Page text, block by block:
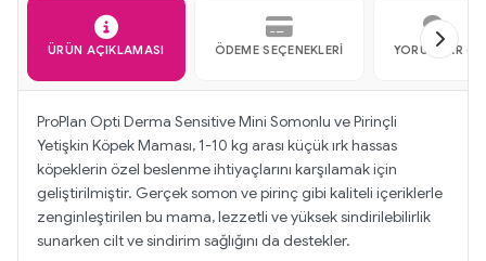
ÜRÜN AÇIKLAMASI ÖDEME SEÇENEKLERI YORUMLAR (2)
ProPlan Opti Derma Sensitive Mini Somonlu ve Pirinçli
Yetişkin Köpek Maması, 1-10 kg arası küçük ırk hassas
köpeklerin özel beslenme ihtiyaçlarını karşılamak için
geliştirilmiştir. Gerçek somon ve pirinç gibi kaliteli içeriklerle
zenginleştirilen bu mama, lezzetli ve yüksek sindirilebilirlik
sunarken cilt ve sindirim sağlığını da destekler.